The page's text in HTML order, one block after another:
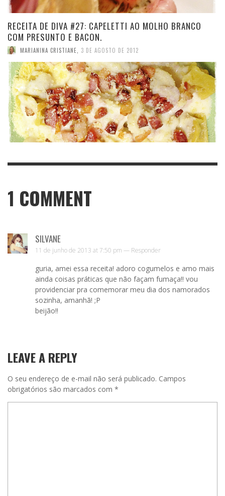
RECEITA DE DIVA #27: CAPELETTI AO MOLHO BRANCO
COM PRESUNTO E BACON.
MARIANINA CRISTIANE, 3 DE AGOSTO DE 2012
1 COMMENT
SILVANE
11 de junho de 2013 at 7:50 pm — Responder
guria, amei essa receita! adoro cogumelos e amo mais
ainda coisas práticas que não façam fumaça!! vou
providenciar pra comemorar meu dia dos namorados
sozinha, amanhã! ;P
beijão!!
LEAVE A REPLY
O seu endereço de e-mail não será publicado. Campos
obrigatórios são marcados com *